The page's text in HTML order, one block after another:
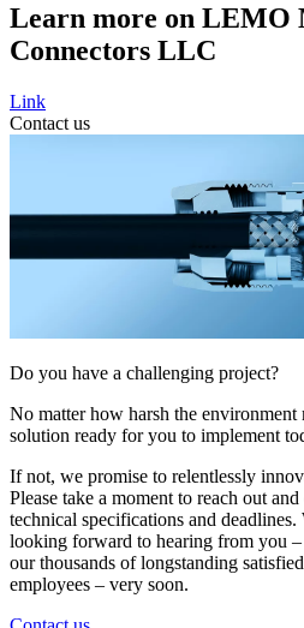
Learn more on LEMO
Connectors LLC
Link
Contact us
Do you have a challenging project?
No matter how harsh the
solution ready for you to implement
If not, we promise to relentlessly
Please take a moment to reach out
technical specifications and deadlines.
looking forward to hearing from you
our thousands of longstanding
employees – very soon.